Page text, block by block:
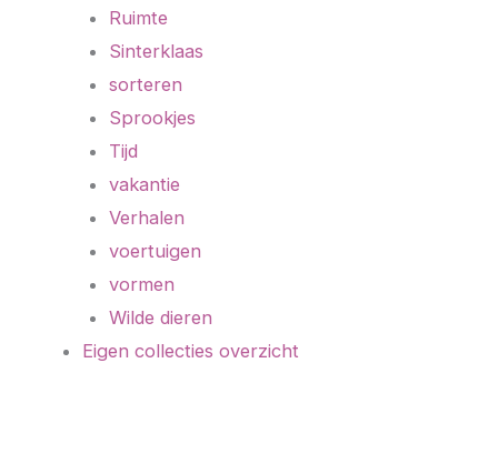
Ruimte
Sinterklaas
sorteren
Sprookjes
Tijd
vakantie
Verhalen
voertuigen
vormen
Wilde dieren
Eigen collecties overzicht